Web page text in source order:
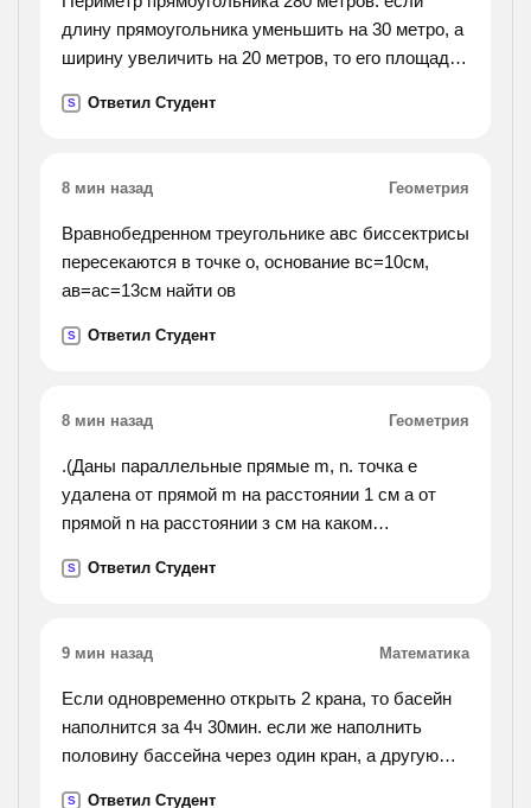
длину прямоугольника уменьшить на 30 метро, а
ширину увеличить на 20 метров, то его площадь
длину и ширину данного прямоугольника.
S Ответил Студент
8 мин назад Геометрия
Вравнобедренном треугольнике авс биссектрисы
пересекаются в точке о, основание вс=10см,
ав=ас=13см найти ов
S Ответил Студент
8 мин назад Геометрия
.(Даны параллельные прямые m, n. точка е
удалена от прямой m на расстоянии 1 см а от
прямой n на расстоянии з см на каком
параллельные прямые m, n? сколько решений
S Ответил Студент
9 мин назад Математика
Если одновременно открыть 2 крана, то басейн
наполнится за 4ч 30мин. если же наполнить
половину бассейна через один кран, а другую
S Ответил Студент